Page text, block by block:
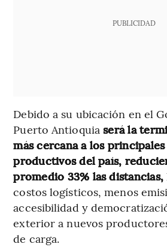
PUBLICIDAD
Debido a su ubicación en el
Puerto Antioquia será la
más cercana a los
productivos del país,
promedio 33% las distancias,
costos logísticos, menos
accesibilidad y
exterior a nuevos
de carga.